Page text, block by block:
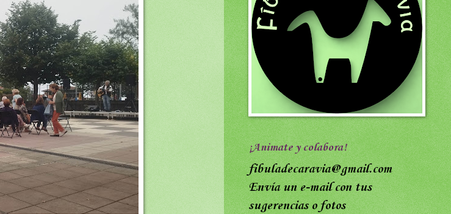
¡Animate y colabora!
fibuladecaravia@gmail.com
Envía un e-mail con tus
sugerencias o fotos